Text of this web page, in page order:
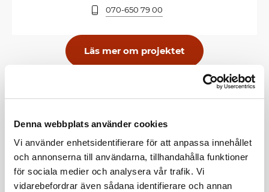
Denna webbplats använder cookies
Vi använder enhetsidentifierare för att anpassa innehållet
och annonserna till användarna, tillhandahålla funktioner
för sociala medier och analysera vår trafik. Vi
vidarebefordrar även sådana identifierare och annan
070-650 79 00
Läs mer om projektet
FLER BOSTÄDER
Sorterar på: Bostadsnummer, Stigande
Filtrera Sortera